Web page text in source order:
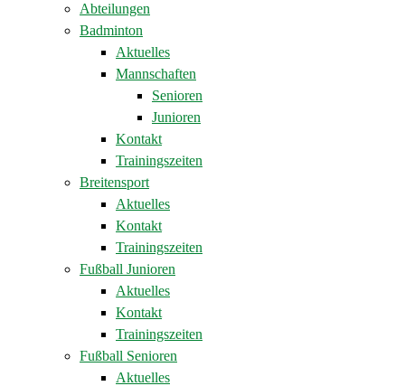
Abteilungen
Badminton
Aktuelles
Mannschaften
Senioren
Junioren
Kontakt
Trainingszeiten
Breitensport
Aktuelles
Kontakt
Trainingszeiten
Fußball Junioren
Aktuelles
Kontakt
Trainingszeiten
Fußball Senioren
Aktuelles